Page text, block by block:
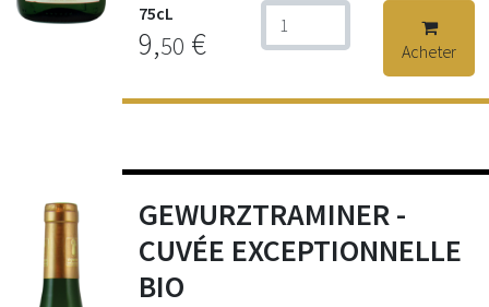
75cL
9,50 € Acheter
GEWURZTRAMINER -
CUVÉE EXCEPTIONNELLE
BIO